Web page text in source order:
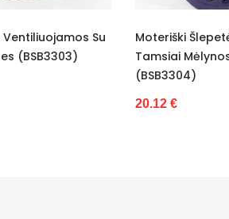
Moteriški Šlepetės Iš Putplasčio
Tamsiai Mėlynos Spalvos